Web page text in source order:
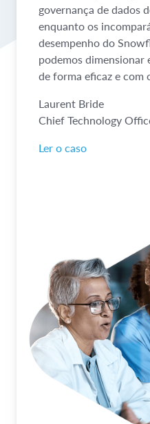
governança de dados
enquanto os
desempenho do
podemos dimensionar
de forma eficaz e com
Laurent Bride
Chief Technology
Ler o caso